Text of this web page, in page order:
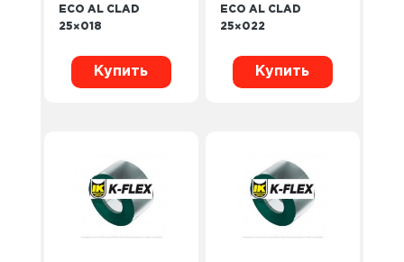
ECO AL CLAD
25×018
Купить
ECO AL CLAD
25×022
Купить